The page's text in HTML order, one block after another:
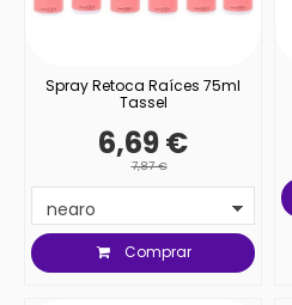
Spray Retoca Raíces 75ml
Tassel
6,69 €
7,87 €
Comprar